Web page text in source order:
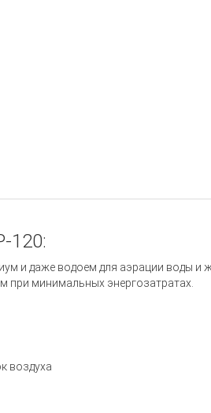
120:
и даже водоем для аэрации воды
при минимальных энергозатратах.
воздуха